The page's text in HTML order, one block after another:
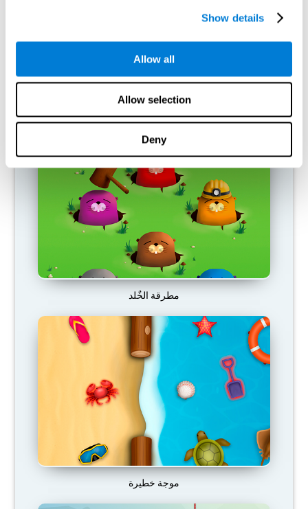
Show details
Allow all
Allow selection
Deny
مطرقة الخٌلد
موجة خطيرة